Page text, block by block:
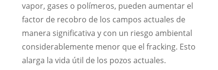
vapor, gases o polímeros, pueden aumentar el
factor de recobro de los campos actuales de
manera significativa y con un riesgo ambiental
considerablemente menor que el fracking. Esto
alarga la vida útil de los pozos actuales.